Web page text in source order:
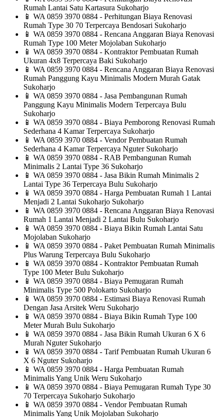
Rumah Lantai Satu Kartasura Sukoharjo
📱 WA 0859 3970 0884 - Perhitungan Biaya Renovasi
Rumah Type 30 70 Terpercaya Bendosari Sukoharjo
📱 WA 0859 3970 0884 - Rencana Anggaran Biaya Renovasi
Rumah Type 100 Meter Mojolaban Sukoharjo
📱 WA 0859 3970 0884 - Kontraktor Pembuatan Rumah
Ukuran 4x8 Terpercaya Baki Sukoharjo
📱 WA 0859 3970 0884 - Rencana Anggaran Biaya Renovasi
Rumah Panggung Kayu Minimalis Modern Murah Gatak
Sukoharjo
📱 WA 0859 3970 0884 - Jasa Pembangunan Rumah
Panggung Kayu Minimalis Modern Terpercaya Bulu
Sukoharjo
📱 WA 0859 3970 0884 - Biaya Pemborong Renovasi Rumah
Sederhana 4 Kamar Terpercaya Sukoharjo
📱 WA 0859 3970 0884 - Vendor Pembuatan Rumah
Sederhana 4 Kamar Terpercaya Nguter Sukoharjo
📱 WA 0859 3970 0884 - RAB Pembangunan Rumah
Minimalis 2 Lantai Type 36 Sukoharjo
📱 WA 0859 3970 0884 - Jasa Bikin Rumah Minimalis 2
Lantai Type 36 Terpercaya Bulu Sukoharjo
📱 WA 0859 3970 0884 - Harga Pembuatan Rumah 1 Lantai
Menjadi 2 Lantai Sukoharjo Sukoharjo
📱 WA 0859 3970 0884 - Rencana Anggaran Biaya Renovasi
Rumah 1 Lantai Menjadi 2 Lantai Bulu Sukoharjo
📱 WA 0859 3970 0884 - Biaya Bikin Rumah Lantai Satu
Mojolaban Sukoharjo
📱 WA 0859 3970 0884 - Paket Pembuatan Rumah Minimalis
Plus Warung Terpercaya Bulu Sukoharjo
📱 WA 0859 3970 0884 - Kontraktor Pembuatan Rumah
Type 100 Meter Bulu Sukoharjo
📱 WA 0859 3970 0884 - Biaya Pemugaran Rumah
Minimalis Type 500 Polokarto Sukoharjo
📱 WA 0859 3970 0884 - Estimasi Biaya Renovasi Rumah
Dengan Jasa Arsitek Weru Sukoharjo
📱 WA 0859 3970 0884 - Biaya Bikin Rumah Type 100
Meter Murah Bulu Sukoharjo
📱 WA 0859 3970 0884 - Jasa Bikin Rumah Ukuran 6 X 6
Murah Nguter Sukoharjo
📱 WA 0859 3970 0884 - Tarif Pembuatan Rumah Ukuran 6
X 6 Nguter Sukoharjo
📱 WA 0859 3970 0884 - Harga Pembuatan Rumah
Minimalis Yang Unik Weru Sukoharjo
📱 WA 0859 3970 0884 - Biaya Pemugaran Rumah Type 30
70 Terpercaya Sukoharjo Sukoharjo
📱 WA 0859 3970 0884 - Vendor Pembuatan Rumah
Minimalis Yang Unik Mojolaban Sukoharjo